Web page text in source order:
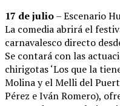
17 de julio– Escenario
La comedia abrirá el
carnavalesco directo
Se contará con las
chirigotas ‘Los que la
Molina y el Melli del
Pérez e Iván Romero),